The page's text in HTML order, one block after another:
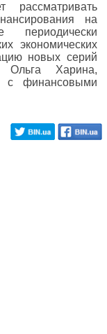
рассматривать
на
периодически
экономических
новых серий
Ольга Харина,
с финансовыми